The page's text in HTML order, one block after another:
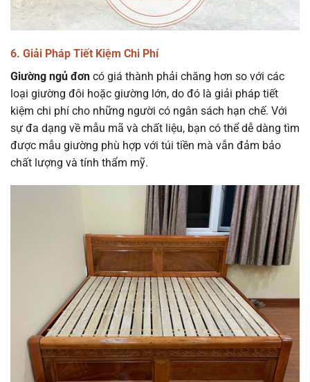
6. Giải Pháp Tiết Kiệm Chi Phí
Giường ngủ đơn có giá thành phải chăng hơn so với các
loại giường đôi hoặc giường lớn, do đó là giải pháp tiết
kiệm chi phí cho những người có ngân sách hạn chế. Với
sự đa dạng về mẫu mã và chất liệu, bạn có thể dễ dàng tìm
được mẫu giường phù hợp với túi tiền mà vẫn đảm bảo
chất lượng và tính thẩm mỹ.